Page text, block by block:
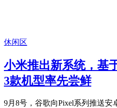
休闲区
小米推出新系统，基
3款机型率先尝鲜
9月8号，谷歌向Pixel系列推送安